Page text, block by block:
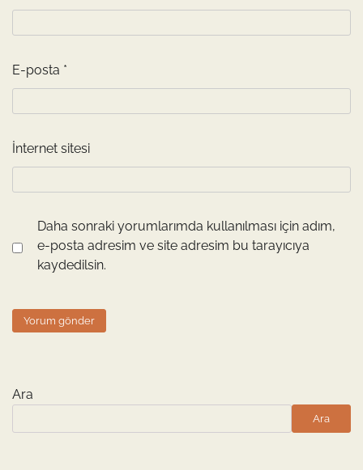
E-posta *
İnternet sitesi
Daha sonraki yorumlarımda kullanılması için adım,
e-posta adresim ve site adresim bu tarayıcıya
kaydedilsin.
Ara
Ara